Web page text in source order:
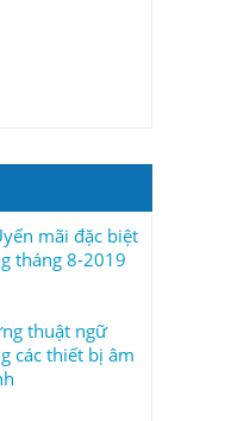
mãi đặc biệt
tháng 8-2019
thuật ngữ
các thiết bị âm